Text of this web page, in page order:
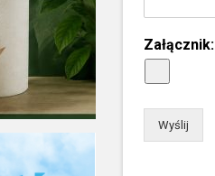
Załącznik:
Wyślij